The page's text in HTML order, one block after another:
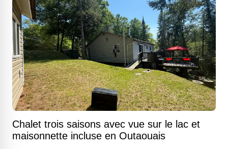
Chalet trois saisons avec vue sur le lac et
maisonnette incluse en Outaouais